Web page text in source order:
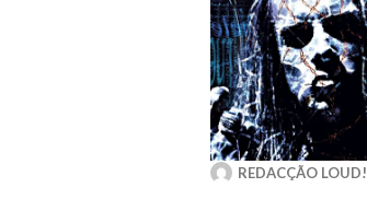
REDACÇÃO LOUD!